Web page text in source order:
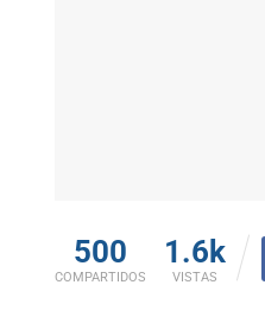
500
COMPARTIDOS
1.6k
VISTAS